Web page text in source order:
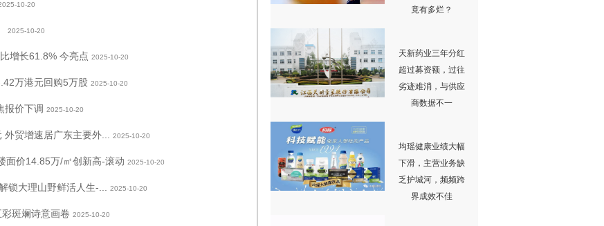
10-20
2025-10-20
增长61.8% 今亮点 2025-10-20
万港元回购5万股 2025-10-20
报价下调 2025-10-20
贸增速居广东主要外... 2025-10-20
面价14.85万/㎡创新高-滚动 2025-10-20
锁大理山野鲜活人生-... 2025-10-20
斑斓诗意画卷 2025-10-20
竟有多烂？
天新药业三年分红
超过募资额，过往
劣迹难消，与供应
商数据不一
均瑶健康业绩大幅
下滑，主营业务缺
乏护城河，频频跨
界成效不佳